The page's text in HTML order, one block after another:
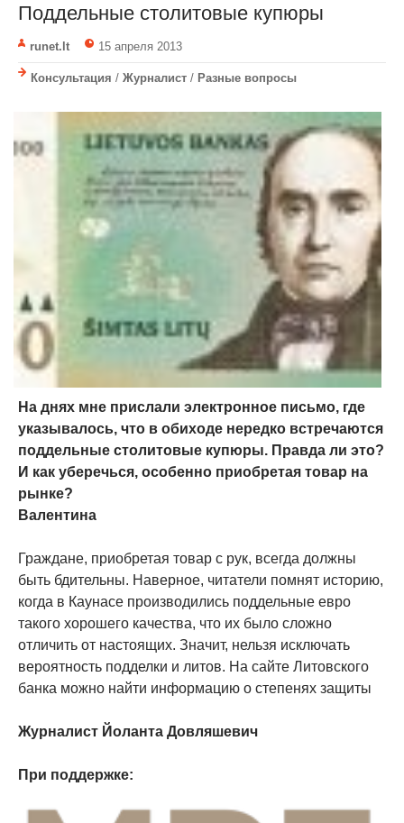
Поддельные столитовые купюры
runet.lt 15 апреля 2013
Консультация / Журналист / Разные вопросы
На днях мне прислали электронное письмо, где
указывалось, что в обиходе нередко встречаются
поддельные столитовые купюры. Правда ли это?
И как уберечься, особенно приобретая товар на
рынке?
Валентина
Граждане, приобретая товар с рук, всегда должны
быть бдительны. Наверное, читатели помнят историю,
когда в Каунасе производились поддельные евро
такого хорошего качества, что их было сложно
отличить от настоящих. Значит, нельзя исключать
вероятность подделки и литов. На сайте Литовского
банка можно найти информацию о степенях защиты
Журналист Йоланта Довляшевич
При поддержке: